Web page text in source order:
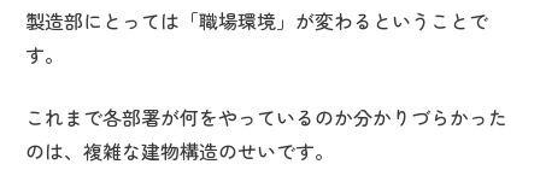
製造部にとっては「職場環境」が変わるということで
す。
これまで各部署が何をやっているのか分かりづらかった
のは、複雑な建物構造のせいです。